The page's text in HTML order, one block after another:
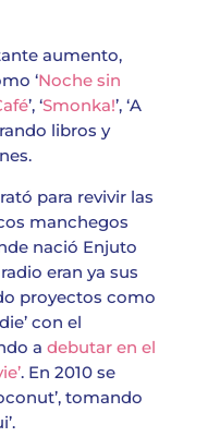
aumento,
‘Noche sin
’, ‘Smonka!’, ‘A
libros y
para revivir las
manchegos
nació Enjuto
eran ya sus
proyectos como
con el
a debutar en el
. En 2010 se
tomando